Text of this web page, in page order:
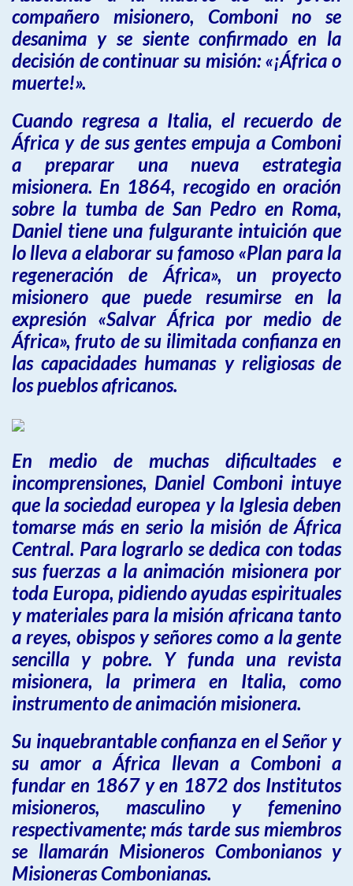
compañero misionero, Comboni no se
desanima y se siente confirmado en la
decisión de continuar su misión: «¡África o
muerte!».
Cuando regresa a Italia, el recuerdo de
África y de sus gentes empuja a Comboni
a preparar una nueva estrategia
misionera. En 1864, recogido en oración
sobre la tumba de San Pedro en Roma,
Daniel tiene una fulgurante intuición que
lo lleva a elaborar su famoso «Plan para la
regeneración de África», un proyecto
misionero que puede resumirse en la
expresión «Salvar África por medio de
África», fruto de su ilimitada confianza en
las capacidades humanas y religiosas de
los pueblos africanos.
En medio de muchas dificultades e
incomprensiones, Daniel Comboni intuye
que la sociedad europea y la Iglesia deben
tomarse más en serio la misión de África
Central. Para lograrlo se dedica con todas
sus fuerzas a la animación misionera por
toda Europa, pidiendo ayudas espirituales
y materiales para la misión africana tanto
a reyes, obispos y señores como a la gente
sencilla y pobre. Y funda una revista
misionera, la primera en Italia, como
instrumento de animación misionera.
Su inquebrantable confianza en el Señor y
su amor a África llevan a Comboni a
fundar en 1867 y en 1872 dos Institutos
misioneros, masculino y femenino
respectivamente; más tarde sus miembros
se llamarán Misioneros Combonianos y
Misioneras Combonianas.